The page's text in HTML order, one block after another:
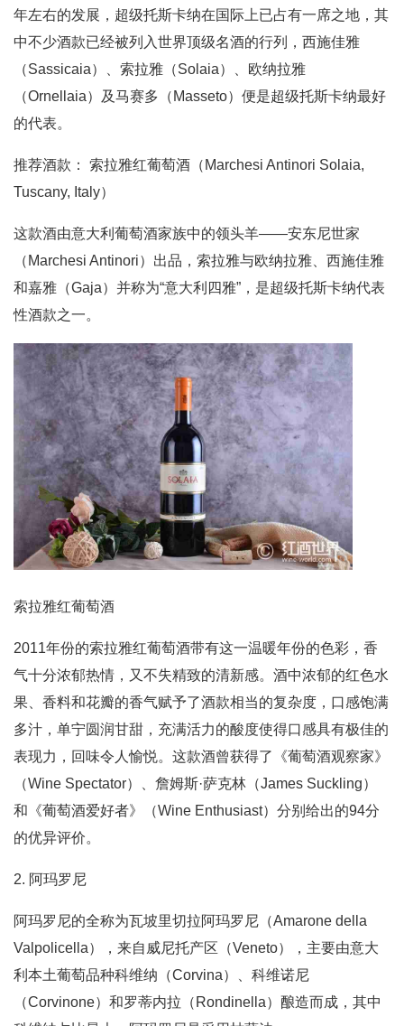
年左右的发展，超级托斯卡纳在国际上已占有一席之地，其
中不少酒款已经被列入世界顶级名酒的行列，西施佳雅
（Sassicaia）、索拉雅（Solaia）、欧纳拉雅
（Ornellaia）及马赛多（Masseto）便是超级托斯卡纳最好
的代表。
推荐酒款： 索拉雅红葡萄酒（Marchesi Antinori Solaia,
Tuscany, Italy）
这款酒由意大利葡萄酒家族中的领头羊——安东尼世家
（Marchesi Antinori）出品，索拉雅与欧纳拉雅、西施佳雅
和嘉雅（Gaja）并称为“意大利四雅”，是超级托斯卡纳代表
性酒款之一。
索拉雅红葡萄酒
2011年份的索拉雅红葡萄酒带有这一温暖年份的色彩，香
气十分浓郁热情，又不失精致的清新感。酒中浓郁的红色水
果、香料和花瓣的香气赋予了酒款相当的复杂度，口感饱满
多汁，单宁圆润甘甜，充满活力的酸度使得口感具有极佳的
表现力，回味令人愉悦。这款酒曾获得了《葡萄酒观察家》
（Wine Spectator）、詹姆斯·萨克林（James Suckling）
和《葡萄酒爱好者》（Wine Enthusiast）分别给出的94分
的优异评价。
2. 阿玛罗尼
阿玛罗尼的全称为瓦坡里切拉阿玛罗尼（Amarone della
Valpolicella），来自威尼托产区（Veneto），主要由意大
利本土葡萄品种科维纳（Corvina）、科维诺尼
（Corvinone）和罗蒂内拉（Rondinella）酿造而成，其中